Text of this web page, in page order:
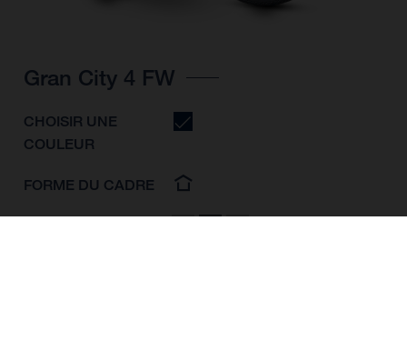
Gran City 4 FW
CHOISIR UNE
COULEUR
FORME DU CADRE